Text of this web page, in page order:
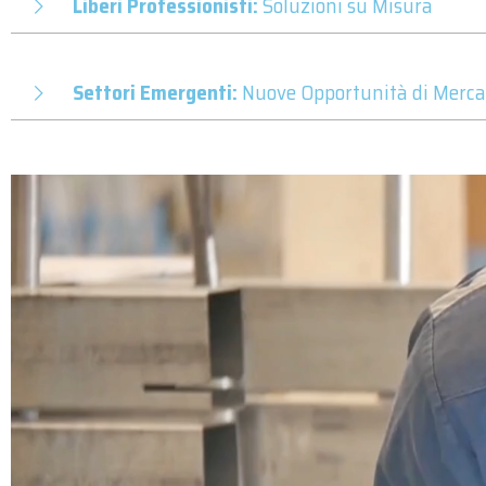
Settori Emergenti: Nuove Opportunità di